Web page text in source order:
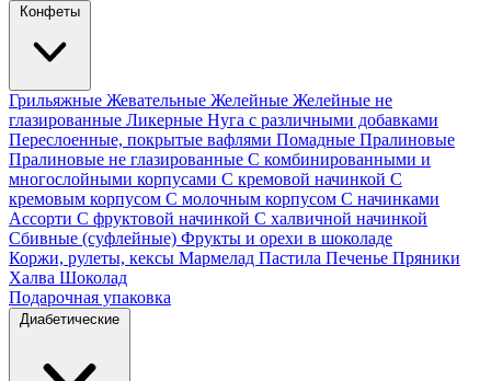
Конфеты
Грильяжные Жевательные Желейные Желейные не
глазированные Ликерные Нуга с различными добавками
Переслоенные, покрытые вафлями Помадные Пралиновые
Пралиновые не глазированные С комбинированными и
многослойными корпусами С кремовой начинкой С
кремовым корпусом С молочным корпусом С начинками
Ассорти С фруктовой начинкой С халвичной начинкой
Сбивные (суфлейные) Фрукты и орехи в шоколаде
Коржи, рулеты, кексы Мармелад Пастила Печенье Пряники
Халва Шоколад
Подарочная упаковка
Диабетические